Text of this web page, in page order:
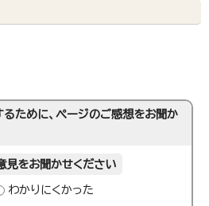
るために、ページのご感想をお聞か
見をお聞かせください
わかりにくかった